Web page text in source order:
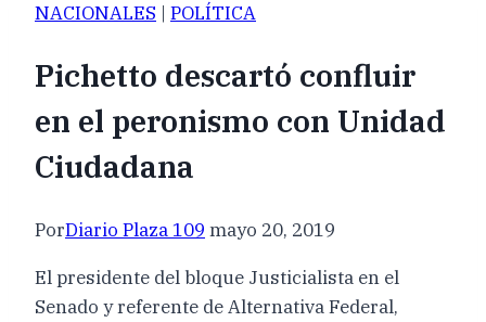
NACIONALES | POLÍTICA
Pichetto descartó confluir
en el peronismo con Unidad
Ciudadana
PorDiario Plaza 109 mayo 20, 2019
El presidente del bloque Justicialista en el
Senado y referente de Alternativa Federal,